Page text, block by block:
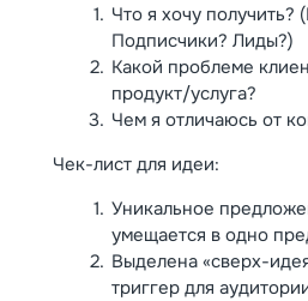
Что я хочу получить?
Подписчики? Лиды?)
Какой проблеме
продукт/услуга?
Чем я отличаюсь от
Чек-лист для идеи:
Уникальное
умещается в одно
Выделена «сверх-
триггер для